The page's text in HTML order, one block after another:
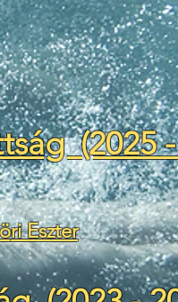
(2025
öri Eszter